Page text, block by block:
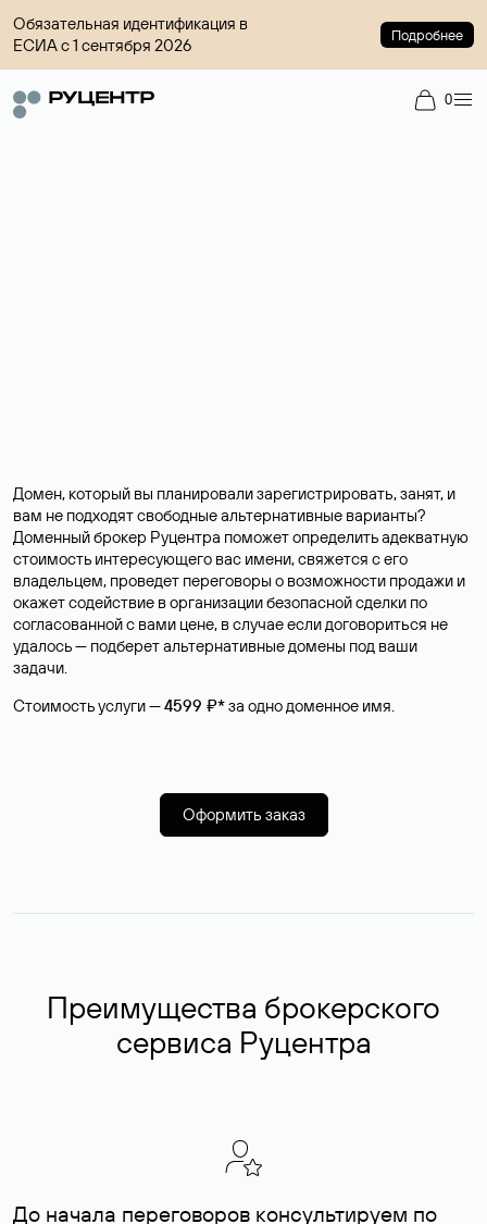
Обязательная идентификация в
ЕСИА с 1 сентября 2026
Подробнее
0
Домен, который вы планировали зарегистрировать, занят, и
вам не подходят свободные альтернативные варианты?
Доменный брокер Руцентра поможет определить адекватную
стоимость интересующего вас имени, свяжется с его
владельцем, проведет переговоры о возможности продажи и
окажет содействие в организации безопасной сделки по
согласованной с вами цене, в случае если договориться не
удалось — подберет альтернативные домены под ваши
задачи.
Стоимость услуги —4599 ₽*за одно доменное имя.
Оформить заказ
Преимущества брокерского
сервиса Руцентра
До начала переговоров консультируем по